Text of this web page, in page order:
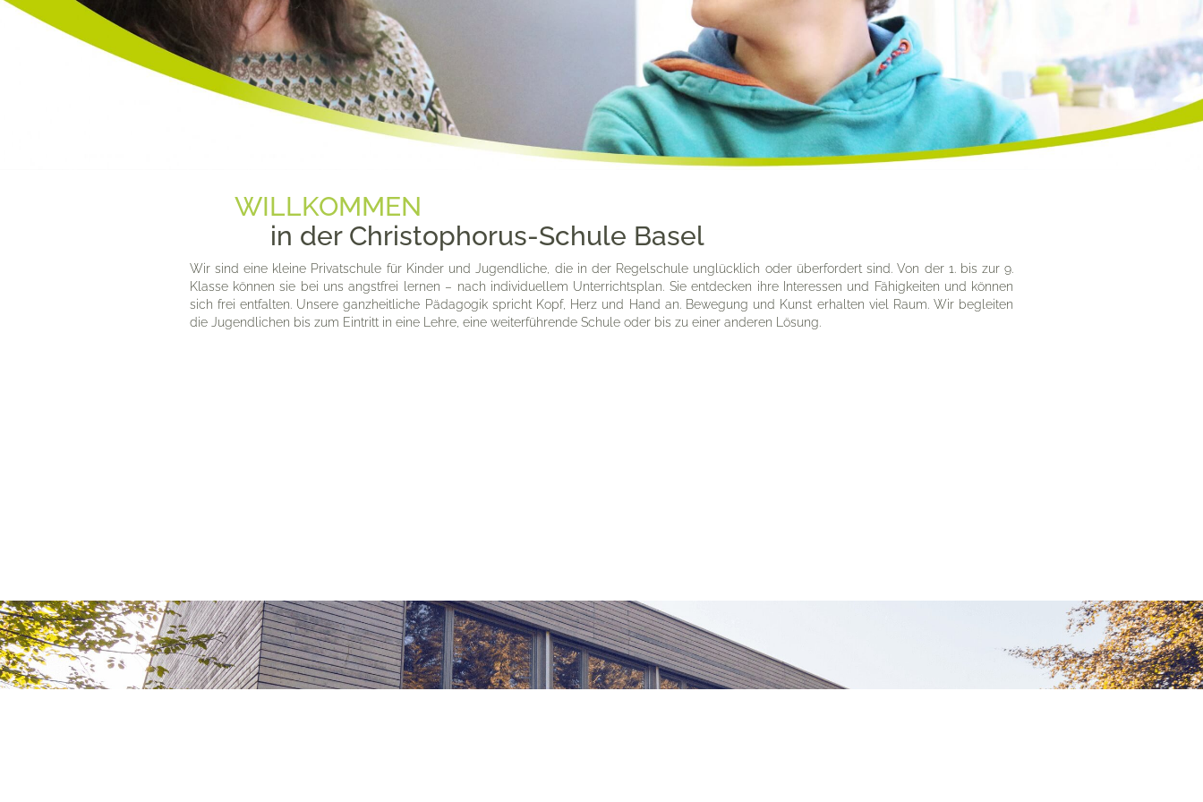
WILLKOMMEN
in der Christophorus-Schule Basel
Wir sind eine kleine Privatschule für Kinder und Jugendliche, die in der Regelschule unglücklich oder überfordert sind. Von der 1. bis zur 9.
Klasse können sie bei uns angstfrei lernen – nach individuellem Unterrichtsplan. Sie entdecken ihre Interessen und Fähigkeiten und können
sich frei entfalten. Unsere ganzheitliche Pädagogik spricht Kopf, Herz und Hand an. Bewegung und Kunst erhalten viel Raum. Wir begleiten
die Jugendlichen bis zum Eintritt in eine Lehre, eine weiterführende Schule oder bis zu einer anderen Lösung.